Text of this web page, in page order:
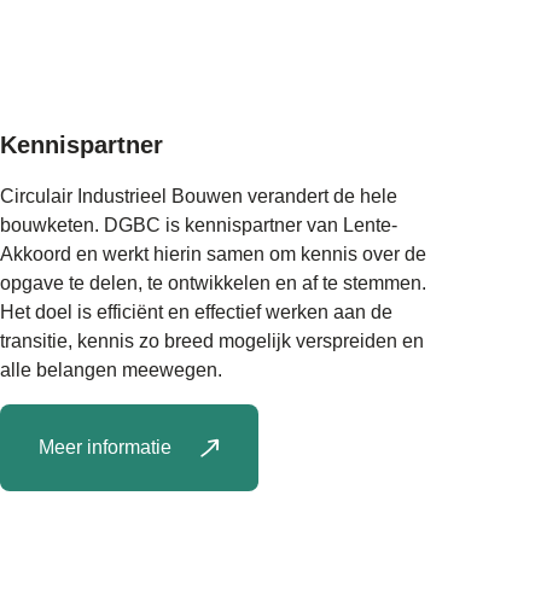
Kennispartner
Circulair Industrieel Bouwen verandert de hele
bouwketen. DGBC is kennispartner van Lente-
Akkoord en werkt hierin samen om kennis over de
opgave te delen, te ontwikkelen en af te stemmen.
Het doel is efficiënt en effectief werken aan de
transitie, kennis zo breed mogelijk verspreiden en
alle belangen meewegen.
Meer informatie